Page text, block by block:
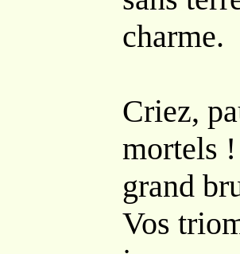
charme.
Criez,
mortels
grand
Vos